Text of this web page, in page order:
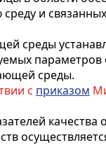
и
среды
среды.
с приказом